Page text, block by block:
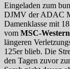
Eingeladen zum
DJMV der ADAC
Damenklasse mit
vom MSC-
längeren
125er blieb. Die
den Tagen zuvor